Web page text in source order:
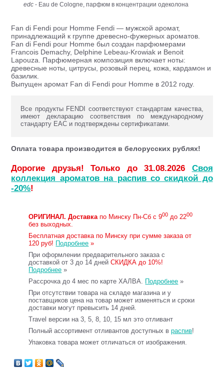
edc - Eau de Cologne, парфюм в концентрации одеколона
Fan di Fendi pour Homme Fendi — мужской аромат,
принадлежащий к группе древесно-фужерных ароматов.
Fan di Fendi pour Homme был создан парфюмерами
Francois Demachy, Delphine Lebeau-Krowiak и Benoit
Lapouza. Парфюмерная композиция включает ноты:
древесные ноты, цитрусы, розовый перец, кожа, кардамон и
базилик.
Выпущен аромат Fan di Fendi pour Homme в 2012 году.
Все продукты FENDI соответствуют стандартам качества,
имеют декларацию соответствия по международному
стандарту ЕАС и подтверждены сертификатами.
Оплата товара производится в белорусских рублях!
Дорогие друзья! Только до 31.08.2026 Своя
коллекция ароматов на распив со скидкой до
-20%!
ОРИГИНАЛ. Доставкапо Минску Пн-Сб с 900 до 2200
без выходных.
Бесплатная доставка по Минску при сумме заказа от
120 руб! Подробнее »
При оформлении предварительного заказа с
доставкой от 3 до 14 днейСКИДКА до 10%!
Подробнее »
Рассрочка до 4 мес по карте ХАЛВА. Подробнее »
При отсутствии товара на складе магазина и у
поставщиков цена на товар может изменяться и сроки
доставки могут превысить 14 дней.
Travel версии на 3, 5, 8, 10, 15 мл это отливант
Полный ассортимент отливантов доступных враспив!
Упаковка товара может отличаться от изображения.